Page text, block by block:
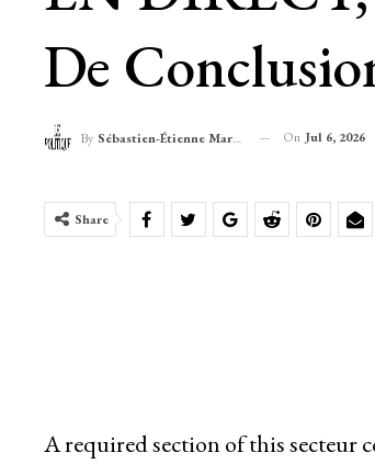
De
By Sébastien-Étienne Marechal On Jul 6, 2026
Share
A required section of this secteur